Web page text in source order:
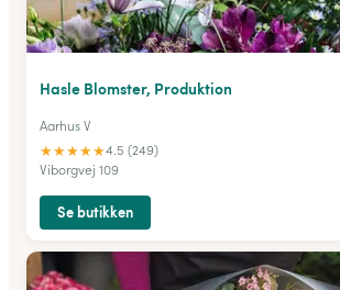
Hasle Blomster, Produktion
Aarhus V
★★★★★4.5 (249)
Viborgvej 109
Se butikken